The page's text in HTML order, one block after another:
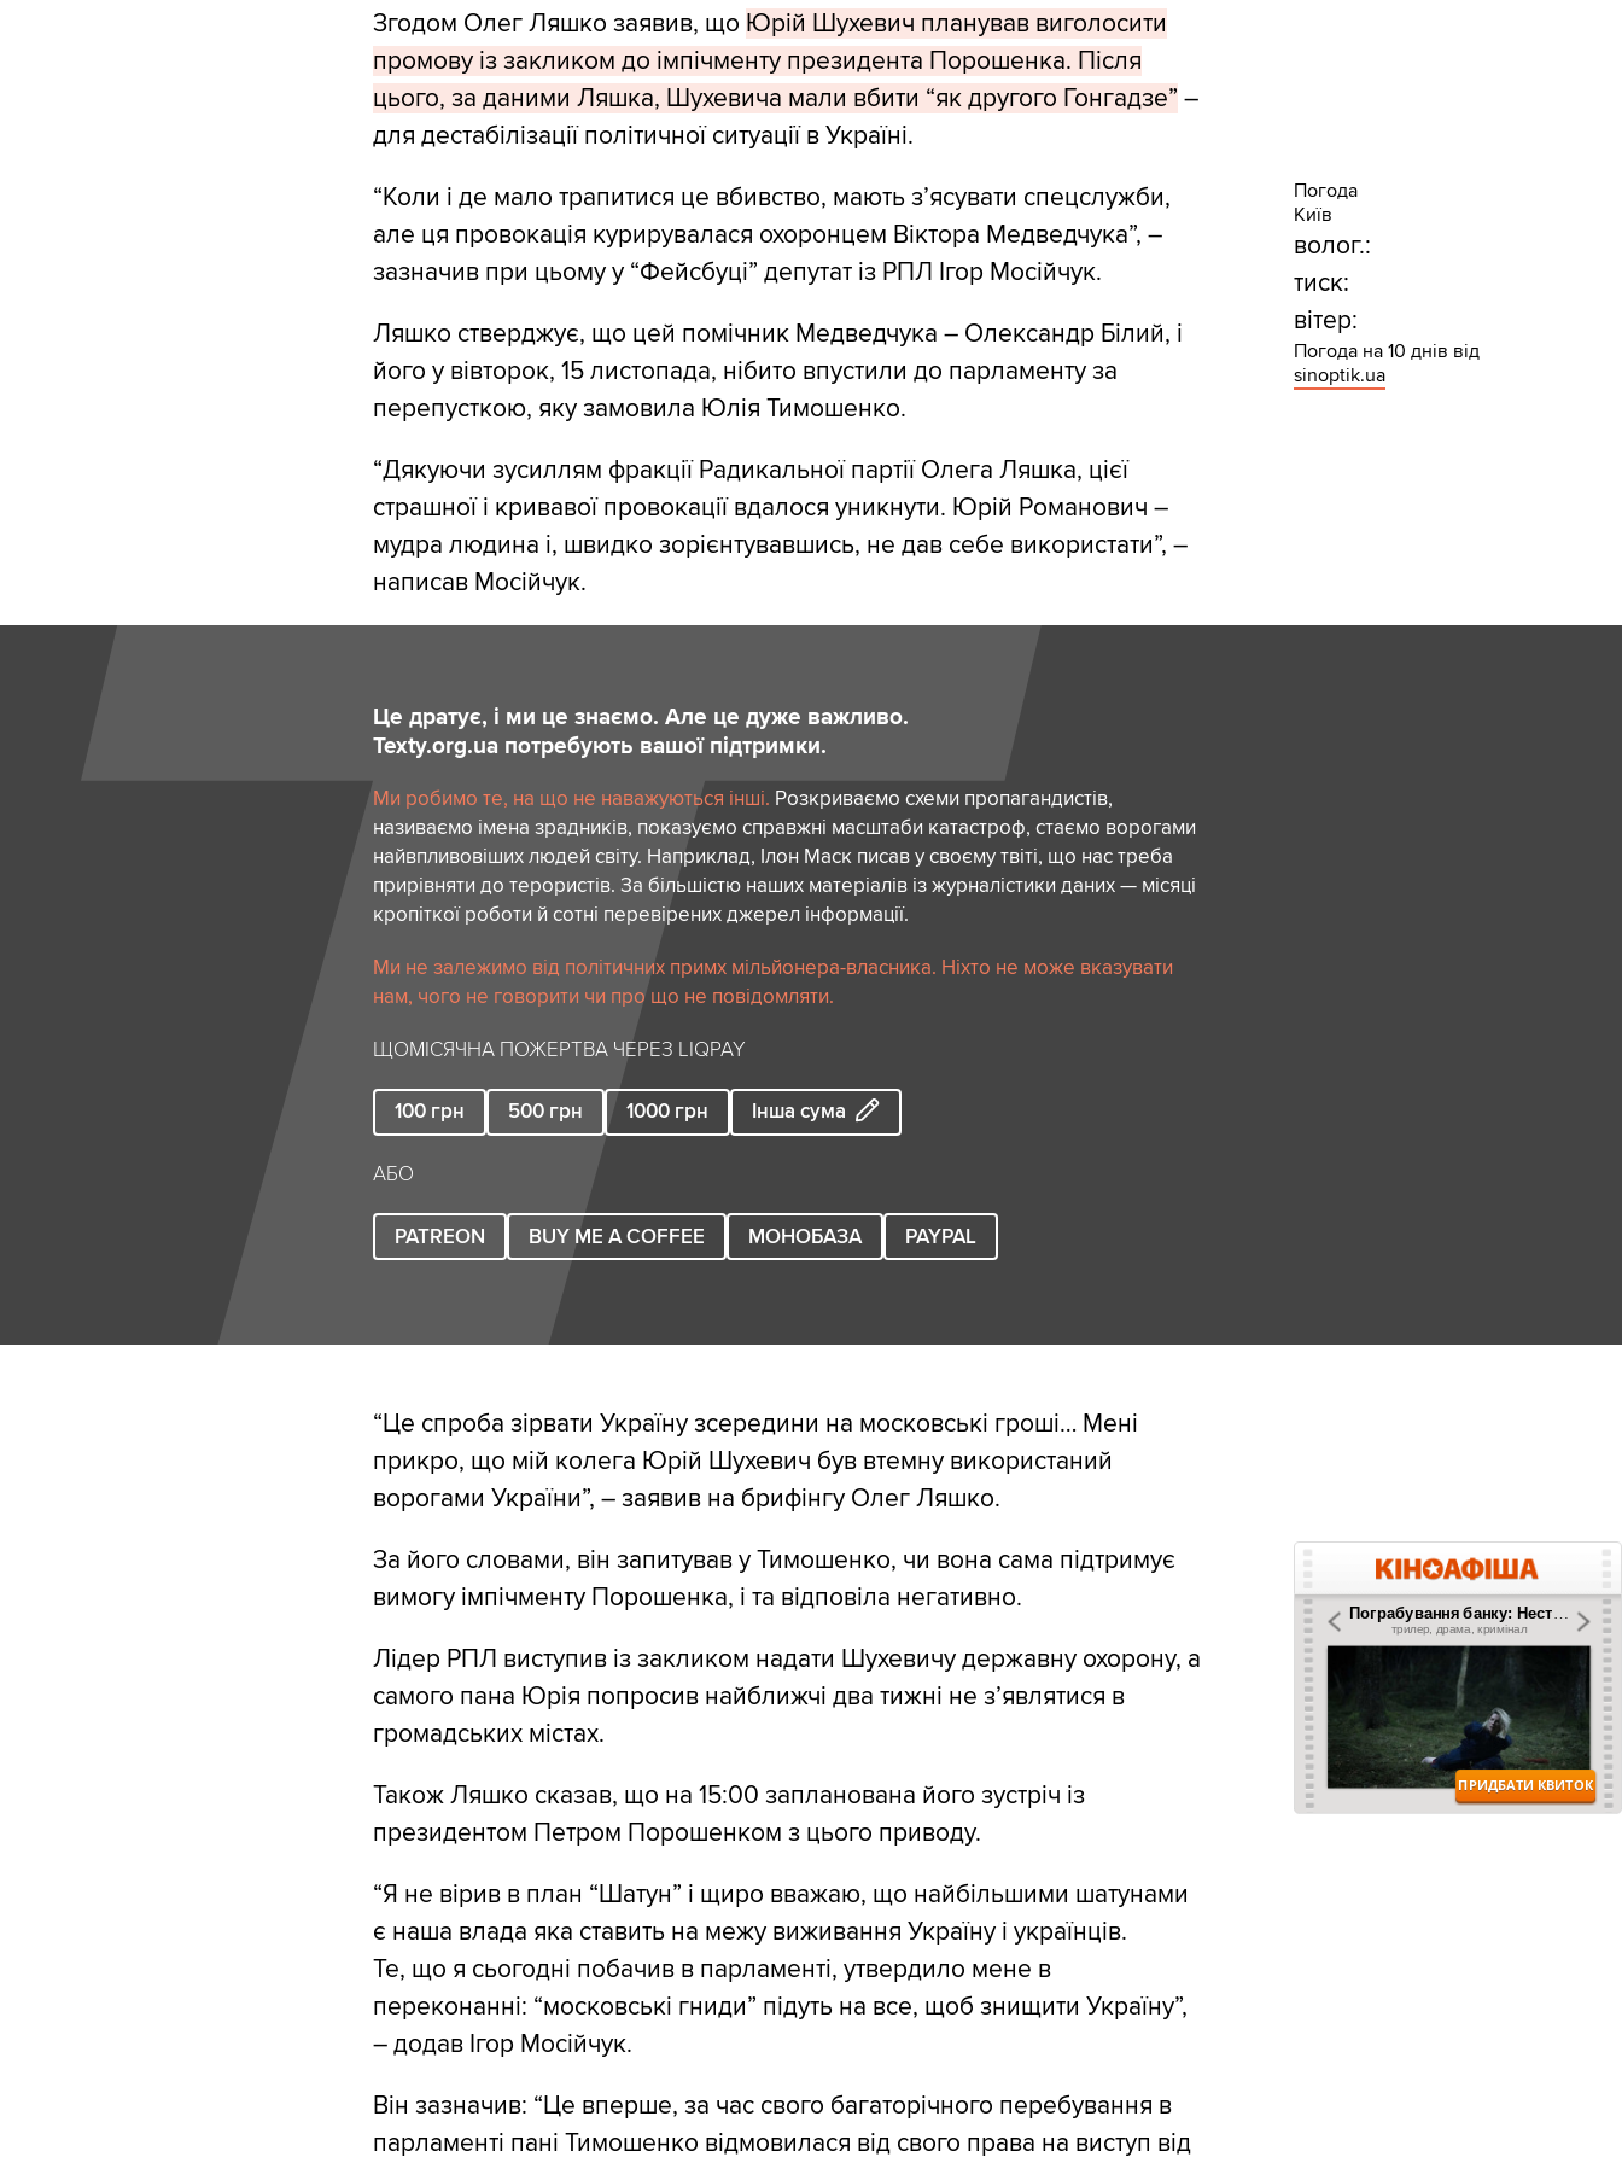
Згодом Олег Ляшко заявив, що Юрій Шухевич планував виголосити
промову із закликом до імпічменту президента Порошенка. Після
цього, за даними Ляшка, Шухевича мали вбити “як другого Гонгадзе” –
для дестабілізації політичної ситуації в Україні.
“Коли і де мало трапитися це вбивство, мають з’ясувати спецслужби,
але ця провокація курирувалася охоронцем Віктора Медведчука”, –
зазначив при цьому у “Фейсбуці” депутат із РПЛ Ігор Мосійчук.
Ляшко стверджує, що цей помічник Медведчука – Олександр Білий, і
його у вівторок, 15 листопада, нібито впустили до парламенту за
перепусткою, яку замовила Юлія Тимошенко.
“Дякуючи зусиллям фракції Радикальної партії Олега Ляшка, цієї
страшної і кривавої провокації вдалося уникнути. Юрій Романович –
мудра людина і, швидко зорієнтувавшись, не дав себе використати”, –
написав Мосійчук.
Це дратує, і ми це знаємо. Але це дуже важливо.
Texty.org.ua потребують вашої підтримки.
Ми робимо те, на що не наважуються інші. Розкриваємо схеми пропагандистів,
називаємо імена зрадників, показуємо справжні масштаби катастроф, стаємо ворогами
найвпливовіших людей світу. Наприклад, Ілон Маск писав у своєму твіті, що нас треба
прирівняти до терористів. За більшістю наших матеріалів із журналістики даних — місяці
кропіткої роботи й сотні перевірених джерел інформації.
Ми не залежимо від політичних примх мільйонера-власника. Ніхто не може вказувати
нам, чого не говорити чи про що не повідомляти.
ЩОМІСЯЧНА ПОЖЕРТВА ЧЕРЕЗ LIQPAY
100 грн 500 грн 1000 грн Інша сума
АБО
PATREON BUY ME A COFFEE МОНОБАЗА PAYPAL
“Це спроба зірвати Україну зсередини на московські гроші… Мені
прикро, що мій колега Юрій Шухевич був втемну використаний
ворогами України”, – заявив на брифінгу Олег Ляшко.
За його словами, він запитував у Тимошенко, чи вона сама підтримує
вимогу імпічменту Порошенка, і та відповіла негативно.
Лідер РПЛ виступив із закликом надати Шухевичу державну охорону, а
самого пана Юрія попросив найближчі два тижні не з’являтися в
громадських містах.
Також Ляшко сказав, що на 15:00 запланована його зустріч із
президентом Петром Порошенком з цього приводу.
“Я не вірив в план “Шатун” і щиро вважаю, що найбільшими шатунами
є наша влада яка ставить на межу виживання Україну і українців.
Те, що я сьогодні побачив в парламенті, утвердило мене в
переконанні: “московські гниди” підуть на все, щоб знищити Україну”,
– додав Ігор Мосійчук.
Він зазначив: “Це вперше, за час свого багаторічного перебування в
парламенті пані Тимошенко відмовилася від свого права на виступ від
Погода
Київ
волог.:
тиск:
вітер:
Погода на 10 днів від
sinoptik.ua